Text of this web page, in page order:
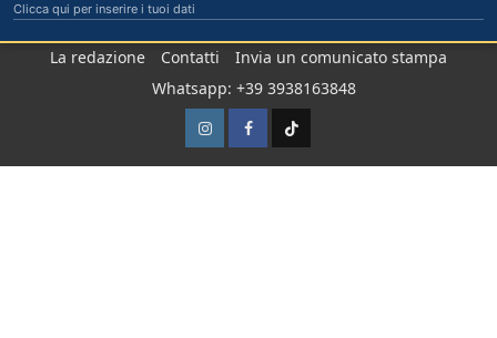
La redazione Contatti
Invia un comunicato stampa
Whatsapp: +39 3938163848
InstagramFacebook
TikTok
Clicca qui per inserire i tuoi dati